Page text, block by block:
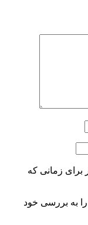
برای زمانی که
را به بررسی خود